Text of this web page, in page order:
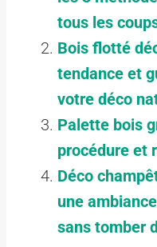
tous les
Bois flotté
tendance et
votre déco
Palette bois
procédure et
Déco
une
sans tomber